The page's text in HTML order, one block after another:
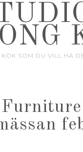
KÖK SOM DU VILL HA